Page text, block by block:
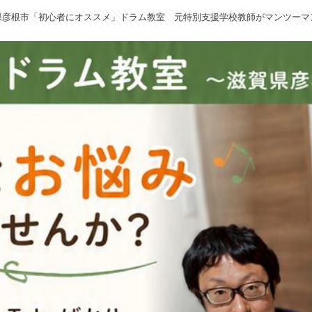
彦根市「初心者にオススメ」ドラム教室 元特別支援学校教師がマンツーマ